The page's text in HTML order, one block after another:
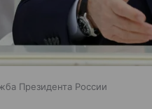
Президента России